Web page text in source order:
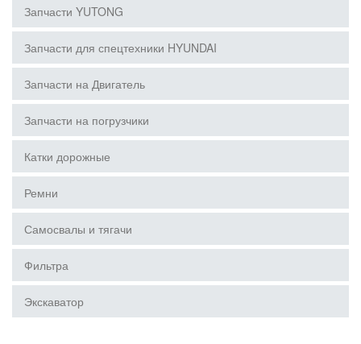
Запчасти YUTONG
Запчасти для спецтехники HYUNDAI
Запчасти на Двигатель
Запчасти на погрузчики
Катки дорожные
Ремни
Самосвалы и тягачи
Фильтра
Экскаватор